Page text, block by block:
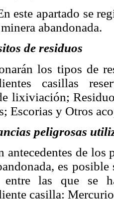
apartado se
abandonada.
de residuos
los tipos de
casillas
lixiviación;
Escorias y Otros
peligrosas
antecedentes de
es
las que se
casilla: